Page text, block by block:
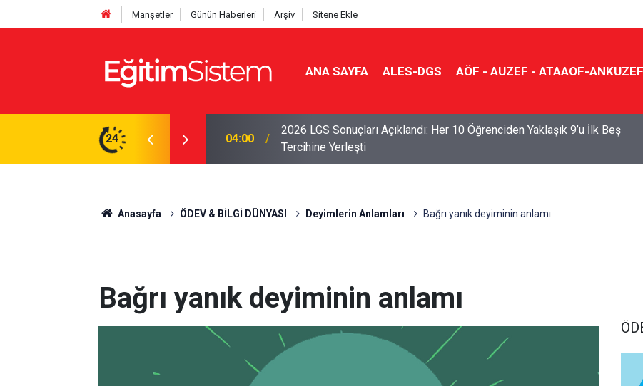
Manşetler Günün Haberleri Arşiv Sitene Ekle
ANA SAYFA ALES-DGS AÖF - AUZEF - ATAAOF-ANKUZEF
24
Sınavla Alan Liseler Yüzde 95,76
04:00
2026 LGS Sonuçları Açıklandı: Her 10 Öğrenciden Yaklaşık 9’u İlk Beş
Tercihine Yerleşti
Anasayfa ÖDEV & BİLGİ DÜNYASI Deyimlerin Anlamları Bağrı yanık deyiminin anlamı
Bağrı yanık deyiminin anlamı